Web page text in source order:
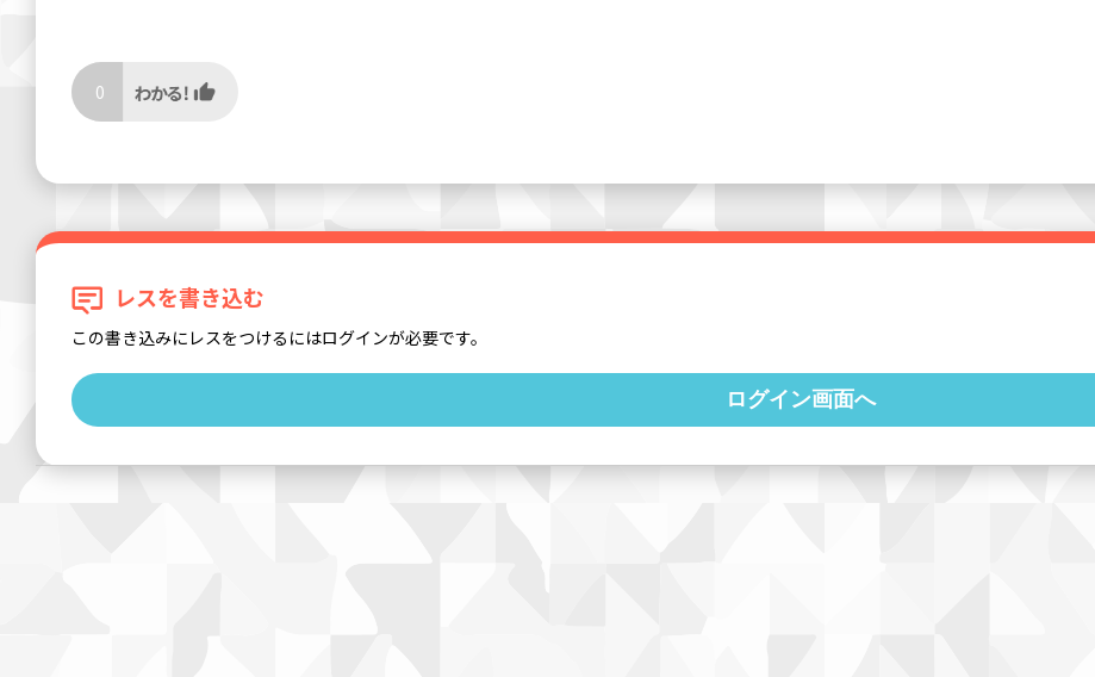
0
レスを書き込む
この書き込みにレスをつけるにはログインが必要です。
ログイン画面へ